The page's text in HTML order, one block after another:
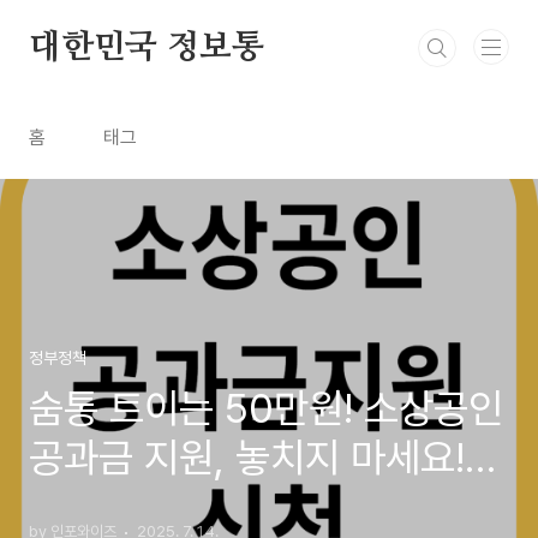
대한민국 정보통
홈 태그
정부정책
숨통 트이는 50만원! 소상공인
공과금 지원, 놓치지 마세요!
(2025년 긴급 자금 확보 가이
by 인포와이즈 2025. 7. 14.